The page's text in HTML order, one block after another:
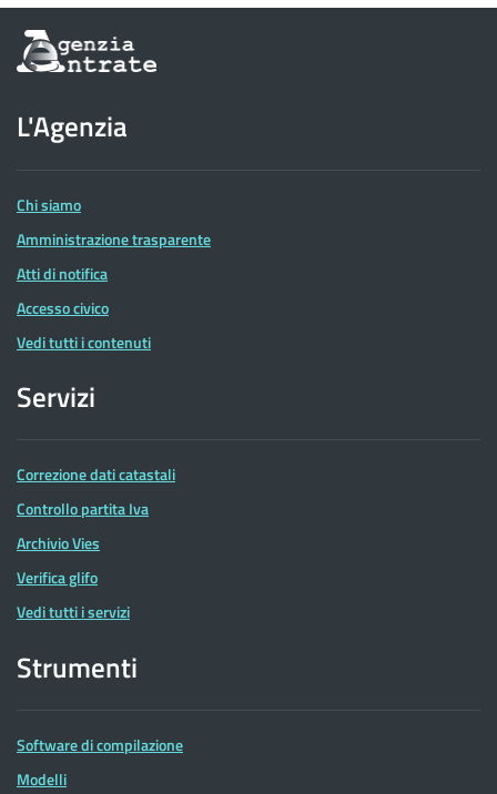
Informazioni
sul
dell'Agenzia
delle
Entrate
L'Agenzia
Chi siamo
Amministrazione trasparente
Atti di notifica
Accesso civico
Vedi tutti i contenuti
Servizi
Correzione dati catastali
Controllo partita Iva
Archivio Vies
Verifica glifo
Vedi tutti i servizi
Strumenti
Software di compilazione
Modelli